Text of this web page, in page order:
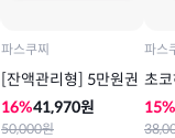
파스쿠찌
[잔액관리형] 5만원권
16%41,970원
50,000원
파스
초
15%